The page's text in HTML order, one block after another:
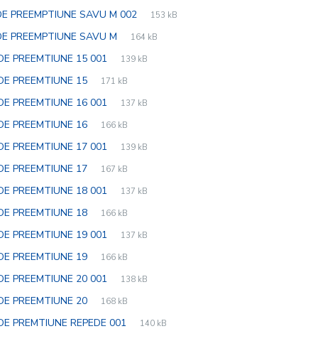
PREEMPTIUNE SAVU M 002
File
jpg
File
153 kB
PREEMPTIUNE SAVU M
File
jpg
File
164 kB
PREEMTIUNE 15 001
File
jpg
File
139 kB
PREEMTIUNE 15
File
jpg
File
171 kB
PREEMTIUNE 16 001
File
jpg
File
137 kB
PREEMTIUNE 16
File
jpg
File
166 kB
PREEMTIUNE 17 001
File
jpg
File
139 kB
PREEMTIUNE 17
File
jpg
File
167 kB
PREEMTIUNE 18 001
File
jpg
File
137 kB
PREEMTIUNE 18
File
jpg
File
166 kB
PREEMTIUNE 19 001
File
jpg
File
137 kB
PREEMTIUNE 19
File
jpg
File
166 kB
PREEMTIUNE 20 001
File
jpg
File
138 kB
PREEMTIUNE 20
File
jpg
File
168 kB
PREMTIUNE REPEDE 001
File
jpg
File
140 kB